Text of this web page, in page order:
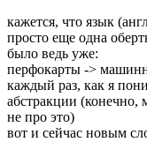
кажется, что язык
просто еще одна
было ведь уже:
перфокарты ->
каждый раз, как я
абстракции (конечно,
не про это)
вот и сейчас новым